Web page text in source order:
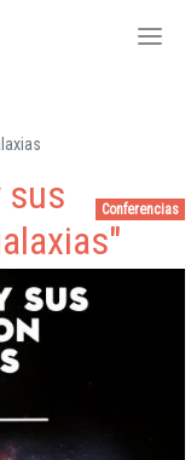
Conferencias
sus